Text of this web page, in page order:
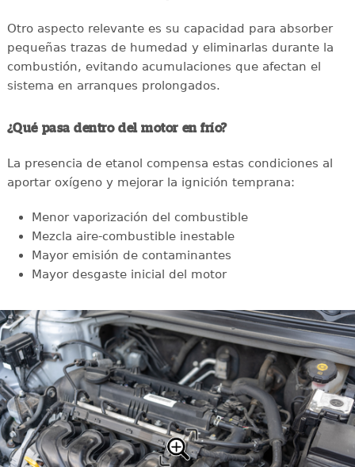
Otro aspecto relevante es su capacidad para absorber
pequeñas trazas de humedad y eliminarlas durante la
combustión, evitando acumulaciones que afectan el
sistema en arranques prolongados.
¿Qué pasa dentro del motor en frío?
La presencia de etanol compensa estas condiciones al
aportar oxígeno y mejorar la ignición temprana:
Menor vaporización del combustible
Mezcla aire-combustible inestable
Mayor emisión de contaminantes
Mayor desgaste inicial del motor